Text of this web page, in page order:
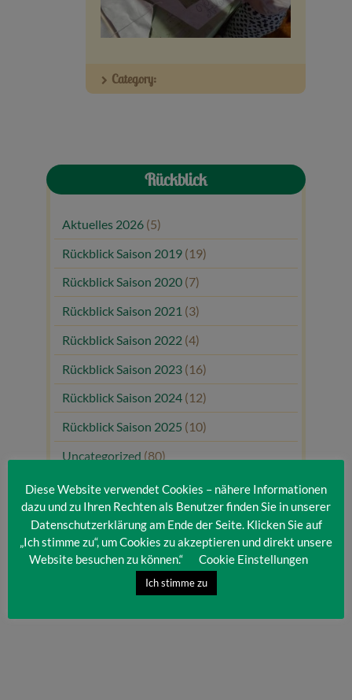
Veranstaltungen
Baumpaten
Category:
Rückblick
Aktuelles 2026 (5)
Rückblick Saison 2019 (19)
Rückblick Saison 2020 (7)
Rückblick Saison 2021 (3)
Rückblick Saison 2022 (4)
Rückblick Saison 2023 (16)
Rückblick Saison 2024 (12)
Rückblick Saison 2025 (10)
Uncategorized (80)
Unsere Gäste(1)
Diese Website verwendet Cookies – nähere Informationen
dazu und zu Ihren Rechten als Benutzer finden Sie in unserer
Datenschutzerklärung am Ende der Seite. Klicken Sie auf
„Ich stimme zu“, um Cookies zu akzeptieren und direkt unsere
Website besuchen zu können.“
Cookie Einstellungen
Ich stimme zu